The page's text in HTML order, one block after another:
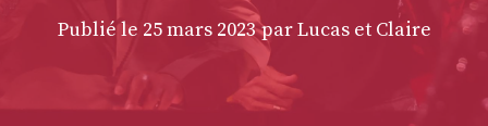
Publié le 25 mars 2023 par Lucas et Claire